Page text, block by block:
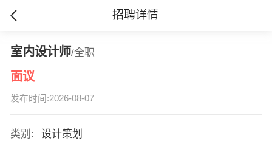
招聘详情
室内设计师/全职
面议
发布时间:2026-08-07
类别:
设计策划